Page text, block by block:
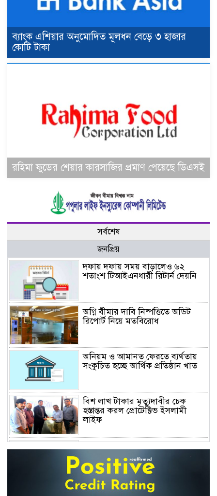
ব্যাংক এশিয়ার অনুমোদিত মূলধন বেড়ে ৩ হাজার
কোটি টাকা
রহিমা ফুডের শেয়ার কারসাজির প্রমাণ পেয়েছে ডিএসই
সর্বশেষ
জনপ্রিয়
দফায় দফায় সময় বাড়ালেও ৬২
শতাংশ টিআইএনধারী রিটার্ন দেয়নি
অগ্নি বীমার দাবি নিষ্পত্তিতে অডিট
রিপোর্ট নিয়ে মতবিরোধ
অনিয়ম ও আমানত ফেরতে ব্যর্থতায়
সংকুচিত হচ্ছে আর্থিক প্রতিষ্ঠান খাত
বিশ লাখ টাকার মৃত্যুদাবীর চেক
হস্তান্তর করল প্রোটেক্টিভ ইসলামী
লাইফ
শেয়ার দর, ডিএসইর সতর্কবার্তা